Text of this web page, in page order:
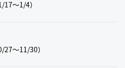
～1/4）
～11/30）